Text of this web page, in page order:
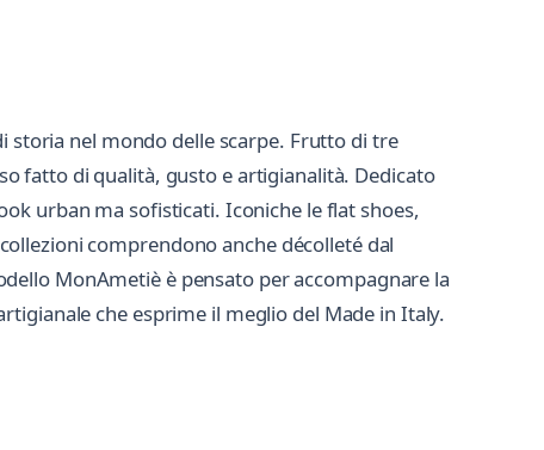
storia nel mondo delle scarpe. Frutto di tre
fatto di qualità, gusto e artigianalità. Dedicato
urban ma sofisticati. Iconiche le flat shoes,
comprendono anche décolleté dal
MonAmetiè è pensato per accompagnare la
che esprime il meglio del Made in Italy.